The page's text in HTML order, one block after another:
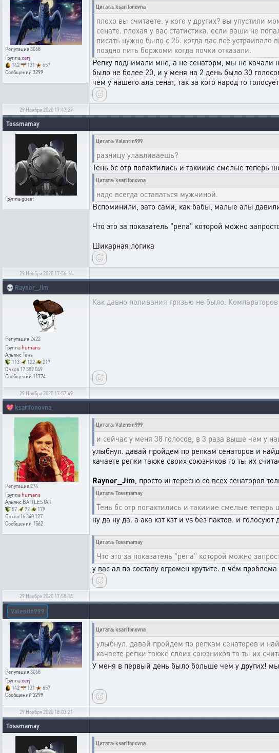
Репутация3068
Группаxerj
142
131
657
Сообщений 3299
Цитата: ksarifonovna
плохо вы считаете. у кого у других? вы упустили
сенате. плохая у вас статистика. если ваши не
писать нужно было с 25. когда вас всё
поздно пить боржоми когда почки отказали.
Репку поднимали мне, а не сенаторм, мы не качали
было не более 20, и у меня на 2 день было 30
чем у нашего ала сенат, так за кого народ то
29 Ноября 2020 17:43:27
Tossmamay
Группаguest
Цитата: Valentin999
разницу улавливаешь?
Тень бс отр попактились и такииие смелые теперь
Цитата: ksarifonovna
надо всегда оставаться мужчиной.
Вспоминили, зато сами, как бабы, малые алы
Что это за показатель "репа" которой можно
Шикарная логика
29 Ноября 2020 17:56:14
💀 Raynor_Jim
Репутация2422
Группаhumans
АльянсТень
113
122
217
Очков 17 589 049
Сообщений 11774
Как давно поливания грязью не было.
29 Ноября 2020 17:57:49
💖 ksarifonovna
Репутация274
Группаhumans
Альянс BATTLESTAR
57
72
179
Очков 16 340 127
Сообщений 1562
Цитата: Valentin999
и сейчас у меня 38 голосов, в 3 раза выше чем у
улыбнул. давай пройдем по репкам сенаторов и
качаете репки также своих союзников то ты их
Raynor_Jim, просто интересно со всех сенаторов
Цитата: Tossmamay
Тень бс отр попактились и такииие смелые теперь
ну да ну да. а ака кзт кзт и vs без пактов. и
Цитата: Tossmamay
Что это за показатель "репа" которой можно
у вас ал по составу огромен крутите. в чём
29 Ноября 2020 17:58:14
Valentin999
Репутация3068
Группаxerj
142
131
657
Сообщений 3299
Цитата: ksarifonovna
улыбнул. давай пройдем по репкам сенаторов и
качаете репки также своих союзников то ты их
У меня в первый день было больше чем у других!
29 Ноября 2020 18:03:21
Tossmamay
Цитата: ksarifonovna